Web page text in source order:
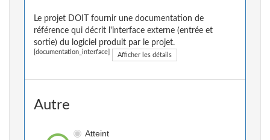
Le projet DOIT fournir une documentation de
référence qui décrit l'interface externe (entrée et
sortie) du logiciel produit par le projet.
[documentation_interface] Afficher les détails
Autre
Atteint